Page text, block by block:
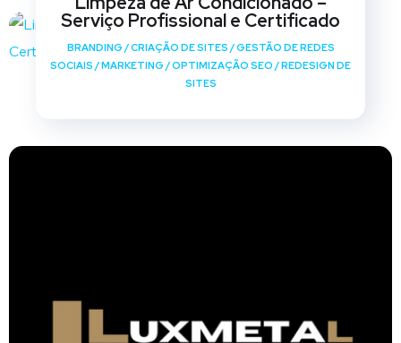
Serviço Profissional e Certificado
BRANDING /CRIAÇÃO DE SITES /GESTÃO DE REDES
SOCIAIS /MARKETING /OPTIMIZAÇÃO SEO /REDESIGN DE
SITES